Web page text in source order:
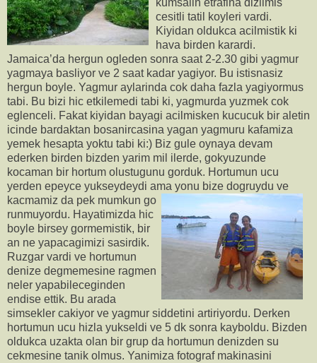
kumsalin etrafina dizilmis
cesitli tatil koyleri vardi.
Kiyidan oldukca acilmistik ki
hava birden karardi.
Jamaica’da hergun ogleden sonra saat 2-2.30 gibi yagmur
yagmaya basliyor ve 2 saat kadar yagiyor. Bu istisnasiz
hergun boyle. Yagmur aylarinda cok daha fazla yagiyormus
tabi. Bu bizi hic etkilemedi tabi ki, yagmurda yuzmek cok
eglenceli. Fakat kiyidan bayagi acilmisken kucucuk bir aletin
icinde bardaktan bosanircasina yagan yagmuru kafamiza
yemek hesapta yoktu tabi ki:) Biz gule oynaya devam
ederken birden bizden yarim mil ilerde, gokyuzunde
kocaman bir hortum olustugunu gorduk. Hortumun ucu
yerden epeyce yukseydeydi ama yonu bize dogruydu ve
kacmamiz da pek mumkun go
runmuyordu. Hayatimizda hic
boyle birsey gormemistik, bir
an ne yapacagimizi sasirdik.
Ruzgar vardi ve hortumun
denize degmemesine ragmen
neler yapabileceginden
endise ettik. Bu arada
simsekler cakiyor ve yagmur siddetini artiriyordu. Derken
hortumun ucu hizla yukseldi ve 5 dk sonra kayboldu. Bizden
oldukca uzakta olan bir grup da hortumun denizden su
cekmesine tanik olmus. Yanimiza fotograf makinasini